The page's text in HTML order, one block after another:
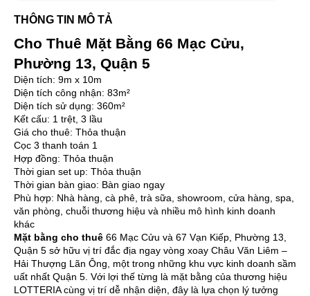
THÔNG TIN MÔ TẢ
Cho Thuê Mặt Bằng 66 Mạc Cửu,
Phường 13, Quận 5
Diện tích: 9m x 10m
Diện tích công nhận: 83m²
Diện tích sử dụng: 360m²
Kết cấu: 1 trệt, 3 lầu
Giá cho thuê: Thỏa thuận
Cọc 3 thanh toán 1
Hợp đồng: Thỏa thuận
Thời gian set up: Thỏa thuận
Thời gian bàn giao: Bàn giao ngay
Phù hợp: Nhà hàng, cà phê, trà sữa, showroom, cửa hàng, spa,
văn phòng, chuỗi thương hiệu và nhiều mô hình kinh doanh
khác
Mặt bằng cho thuê 66 Mạc Cửu và 67 Vạn Kiếp, Phường 13,
Quận 5 sở hữu vị trí đắc địa ngay vòng xoay Châu Văn Liêm –
Hải Thượng Lãn Ông, một trong những khu vực kinh doanh sầm
uất nhất Quận 5. Với lợi thế từng là mặt bằng của thương hiệu
LOTTERIA cùng vị trí dễ nhận diện, đây là lựa chọn lý tưởng